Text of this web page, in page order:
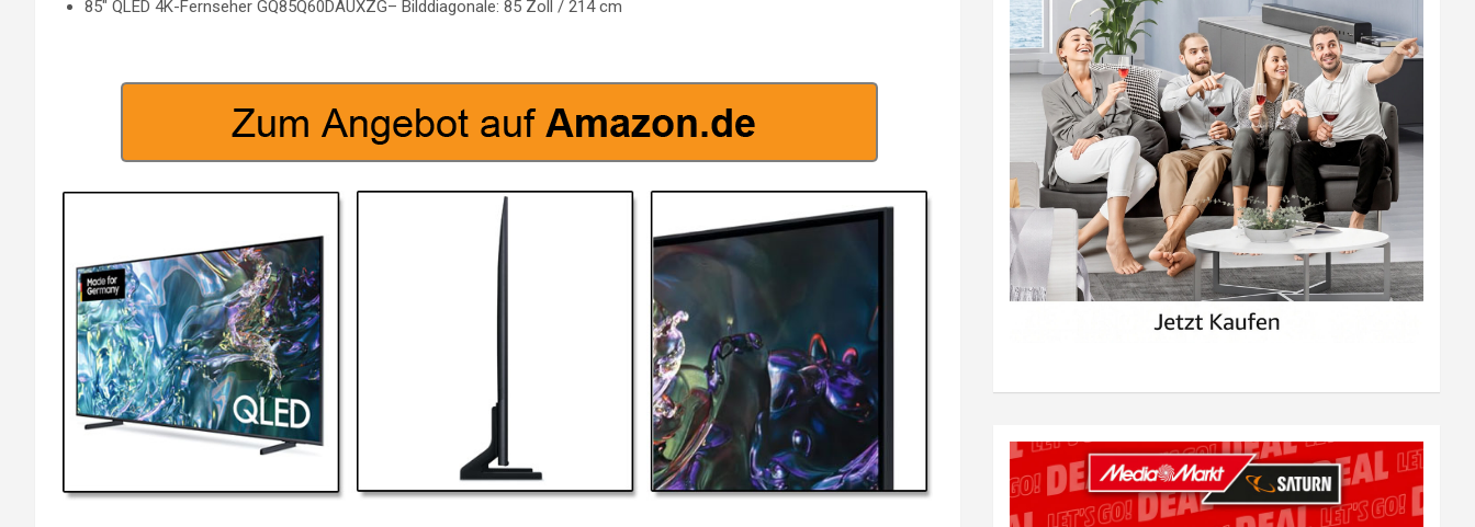
85″ QLED 4K-Fernseher GQ85Q60DAUXZG– Bilddiagonale: 85 Zoll / 214 cm